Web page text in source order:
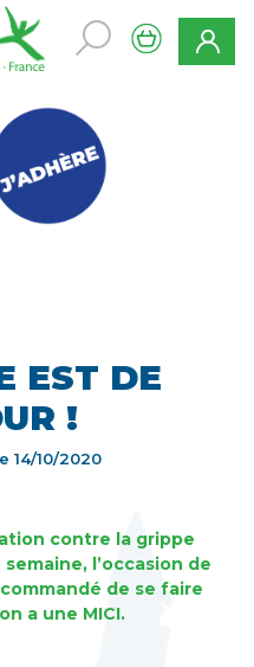
EST DE
!
14/10/2020
contre la grippe
l’occasion de
de se faire
a une MICI.